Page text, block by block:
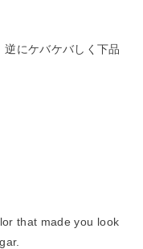
にケバケバしく下品
that made you look